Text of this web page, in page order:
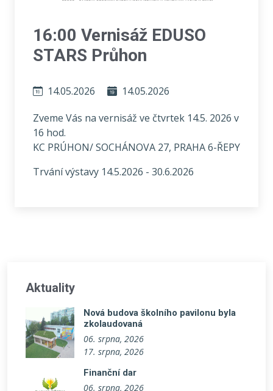
16:00 Vernisáž EDUSO
STARS Průhon
14.05.2026
14.05.2026
Zveme Vás na vernisáž ve čtvrtek 14.5. 2026 v
16 hod.
KC PRÚHON/ SOCHÁNOVA 27, PRAHA 6-ŘEPY
Trvání výstavy 14.5.2026 - 30.6.2026
Aktuality
Nová budova školního pavilonu byla
zkolaudovaná
06. srpna, 2026
17. srpna, 2026
Finanční dar
06. srpna, 2026